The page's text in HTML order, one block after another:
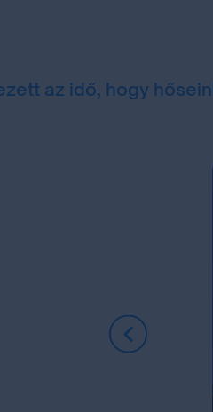
az idő, hogy